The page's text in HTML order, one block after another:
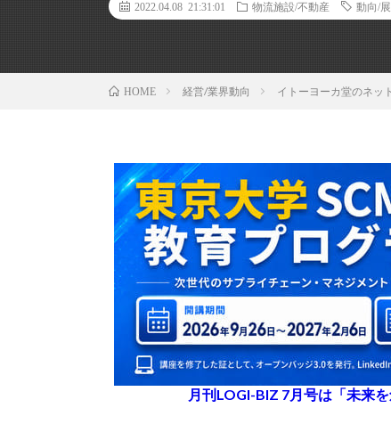
2022.04.08 21:31:01 物流施設/不動産 動向/
HOME 経営/業界動向 イトーヨーカ堂のネッ
月刊LOGI-BIZ 7月号は「未来